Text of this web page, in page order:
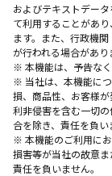
およびテキストデー
て利用することがあ
ます。また、行政機
が行われる場合があり
※ 本機能は、予告なく
※ 当社は、本機能に
損、商品性、お客様
利非侵害を含む一切
合を除き、責任を負い
※ 本機能のご利用に
損害等が当社の故意
責任を負いません。